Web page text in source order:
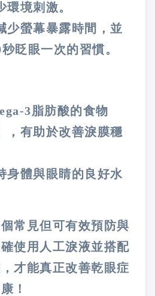
環境刺激。
少螢幕暴露時間，並
眨眼一次的習慣。
3脂肪酸的食物
，有助於改善淚膜穩
身體與眼睛的良好水
常見但可有效預防與
使用人工淚液並搭配
才能真正改善乾眼症
！